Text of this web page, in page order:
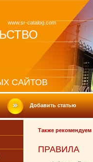
www.sr-catalog.com
САЙТОВ
Добавить статью
Также рекомендуем
ПРАВИЛА